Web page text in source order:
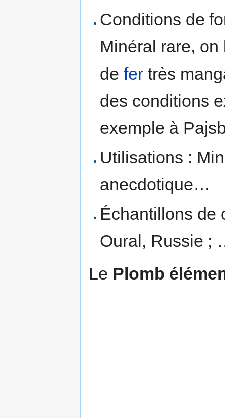
Conditions de
Minéral rare,
defer très
des conditions
exemple à
Utilisations :
anecdotique…
Échantillons de
Oural, Russie ;
Le Plomb